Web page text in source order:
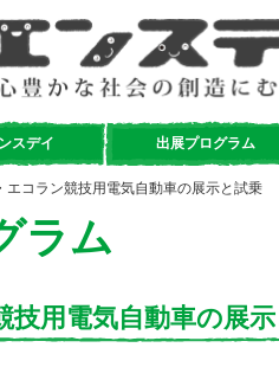
スデイ 出展プログラム
エコラン競技用電気自動車の展示と試乗
ラム
用電気自動車の展